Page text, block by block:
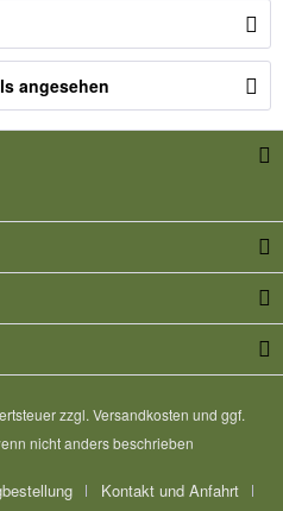
angesehen
zzgl. Versandkosten und ggf.
nicht anders beschrieben
Kontakt und Anfahrt